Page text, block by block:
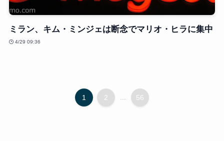
ミラン、キム・ミンジェは断念でマリオ・ヒラに集中
4/29 09:36
1 2 ... 56